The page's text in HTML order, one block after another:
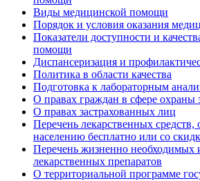
Виды медицинской помощи
Порядок и условия оказания
Показатели доступности и
помощи
Диспансеризация и
Политика в области качества
Подготовка к лабораторным
О правах граждан в сфере охраны
О правах застрахованных лиц
Перечень лекарственных средств,
населению бесплатно или со
Перечень жизненно
лекарственных препаратов
О территориальной программе